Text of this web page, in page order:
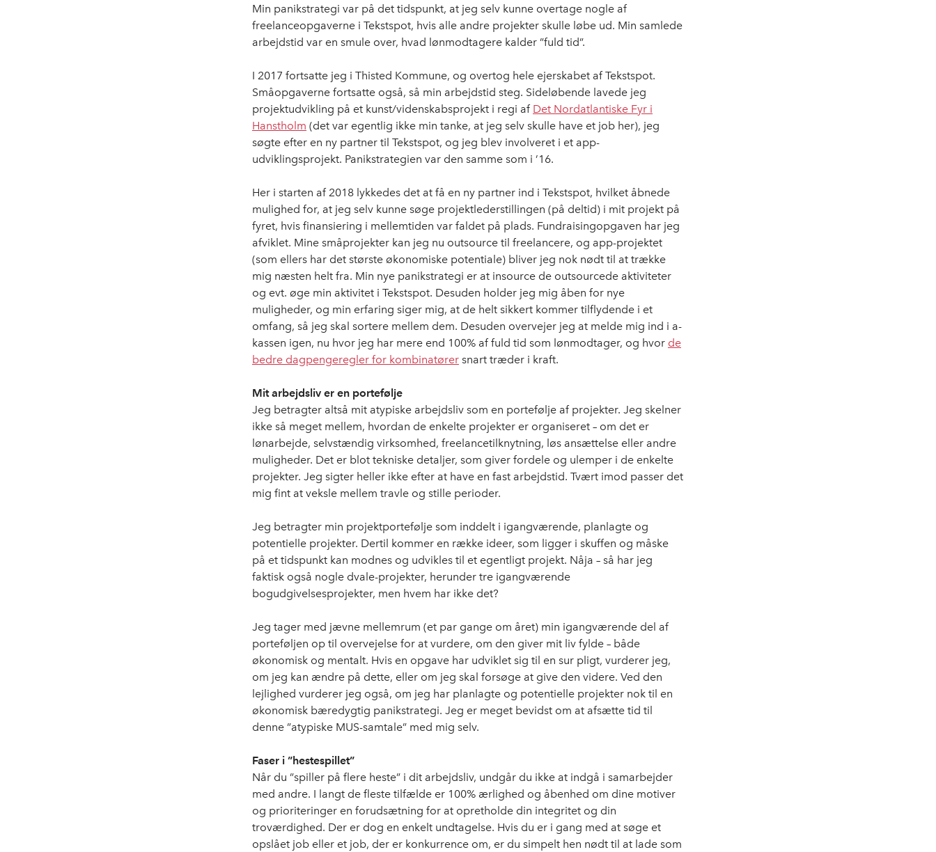
Min panikstrategi var på det tidspunkt, at jeg selv kunne overtage nogle af
freelanceopgaverne i Tekstspot, hvis alle andre projekter skulle løbe ud. Min samlede
arbejdstid var en smule over, hvad lønmodtagere kalder ”fuld tid”.
I 2017 fortsatte jeg i Thisted Kommune, og overtog hele ejerskabet af Tekstspot.
Småopgaverne fortsatte også, så min arbejdstid steg. Sideløbende lavede jeg
projektudvikling på et kunst/videnskabsprojekt i regi af Det Nordatlantiske Fyr i
Hanstholm (det var egentlig ikke min tanke, at jeg selv skulle have et job her), jeg
søgte efter en ny partner til Tekstspot, og jeg blev involveret i et app-
udviklingsprojekt. Panikstrategien var den samme som i ’16.
Her i starten af 2018 lykkedes det at få en ny partner ind i Tekstspot, hvilket åbnede
mulighed for, at jeg selv kunne søge projektlederstillingen (på deltid) i mit projekt på
fyret, hvis finansiering i mellemtiden var faldet på plads. Fundraisingopgaven har jeg
afviklet. Mine småprojekter kan jeg nu outsource til freelancere, og app-projektet
(som ellers har det største økonomiske potentiale) bliver jeg nok nødt til at trække
mig næsten helt fra. Min nye panikstrategi er at insource de outsourcede aktiviteter
og evt. øge min aktivitet i Tekstspot. Desuden holder jeg mig åben for nye
muligheder, og min erfaring siger mig, at de helt sikkert kommer tilflydende i et
omfang, så jeg skal sortere mellem dem. Desuden overvejer jeg at melde mig ind i a-
kassen igen, nu hvor jeg har mere end 100% af fuld tid som lønmodtager, og hvor de
bedre dagpengeregler for kombinatører snart træder i kraft.
Mit arbejdsliv er en portefølje
Jeg betragter altså mit atypiske arbejdsliv som en portefølje af projekter. Jeg skelner
ikke så meget mellem, hvordan de enkelte projekter er organiseret – om det er
lønarbejde, selvstændig virksomhed, freelancetilknytning, løs ansættelse eller andre
muligheder. Det er blot tekniske detaljer, som giver fordele og ulemper i de enkelte
projekter. Jeg sigter heller ikke efter at have en fast arbejdstid. Tvært imod passer det
mig fint at veksle mellem travle og stille perioder.
Jeg betragter min projektportefølje som inddelt i igangværende, planlagte og
potentielle projekter. Dertil kommer en række ideer, som ligger i skuffen og måske
på et tidspunkt kan modnes og udvikles til et egentligt projekt. Nåja – så har jeg
faktisk også nogle dvale-projekter, herunder tre igangværende
bogudgivelsesprojekter, men hvem har ikke det?
Jeg tager med jævne mellemrum (et par gange om året) min igangværende del af
porteføljen op til overvejelse for at vurdere, om den giver mit liv fylde – både
økonomisk og mentalt. Hvis en opgave har udviklet sig til en sur pligt, vurderer jeg,
om jeg kan ændre på dette, eller om jeg skal forsøge at give den videre. Ved den
lejlighed vurderer jeg også, om jeg har planlagte og potentielle projekter nok til en
økonomisk bæredygtig panikstrategi. Jeg er meget bevidst om at afsætte tid til
denne ”atypiske MUS-samtale” med mig selv.
Faser i ”hestespillet”
Når du ”spiller på flere heste” i dit arbejdsliv, undgår du ikke at indgå i samarbejder
med andre. I langt de fleste tilfælde er 100% ærlighed og åbenhed om dine motiver
og prioriteringer en forudsætning for at opretholde din integritet og din
troværdighed. Der er dog en enkelt undtagelse. Hvis du er i gang med at søge et
opslået job eller et job, der er konkurrence om, er du simpelt hen nødt til at lade som